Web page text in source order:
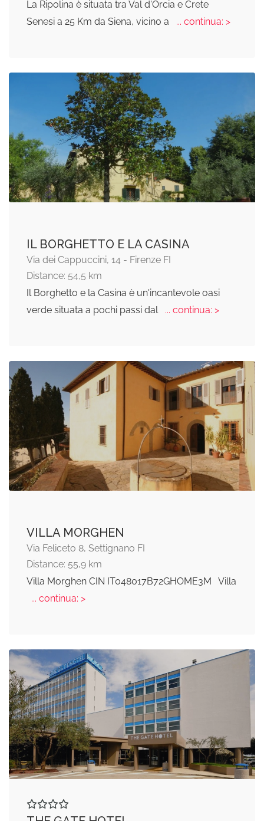
La Ripolina è situata tra Val d'Orcia e Crete
Senesi a 25 Km da Siena, vicino a
... continua: >
IL BORGHETTO E LA CASINA
Via dei Cappuccini, 14 - Firenze FI
Distance: 54,5 km
Il Borghetto e la Casina è un'incantevole oasi
verde situata a pochi passi dal
... continua: >
VILLA MORGHEN
Via Feliceto 8, Settignano FI
Distance: 55,9 km
Villa Morghen CIN IT048017B72GHOME3M Villa
... continua: >